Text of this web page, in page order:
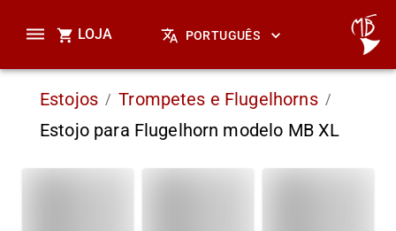
LOJA PORTUGUÊS
Estojos / Trompetes e Flugelhorns /
Estojo para Flugelhorn modelo MB XL